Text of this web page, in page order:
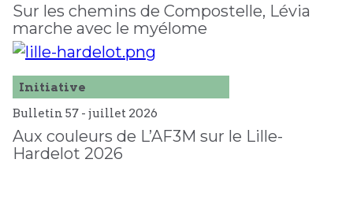
Sur les chemins de Compostelle, Lévia
marche avec le myélome
Initiative
Bulletin 57 - juillet 2026
Aux couleurs de L’AF3M sur le Lille-
Hardelot 2026